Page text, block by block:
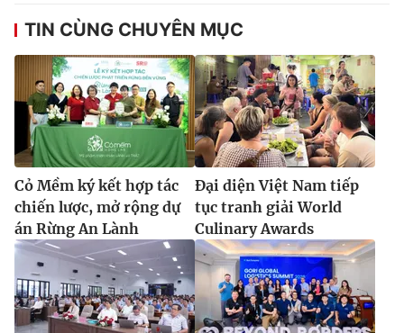
TIN CÙNG CHUYÊN MỤC
Cỏ Mềm ký kết hợp tác
chiến lược, mở rộng dự
án Rừng An Lành
Đại diện Việt Nam tiếp
tục tranh giải World
Culinary Awards